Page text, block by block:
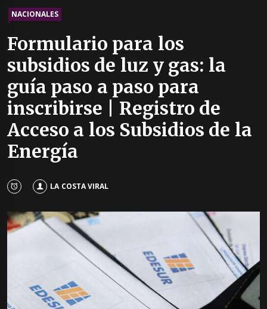
NACIONALES
Formulario para los
subsidios de luz y gas: la
guía paso a paso para
inscribirse | Registro de
Acceso a los Subsidios de la
Energía
LA COSTA VIRAL